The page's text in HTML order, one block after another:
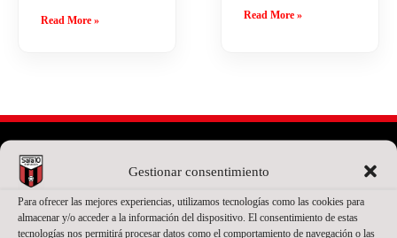
Gestionar consentimiento
Para ofrecer las mejores experiencias, utilizamos tecnologías como las cookies para
almacenar y/o acceder a la información del dispositivo. El consentimiento de estas
tecnologías nos permitirá procesar datos como el comportamiento de navegación o las
Read More » Read More »
PATROCINADOR PRINCIPAL